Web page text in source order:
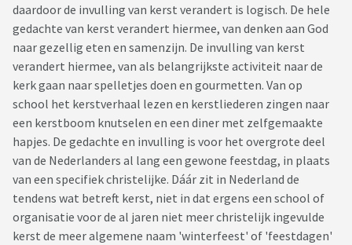
daardoor de invulling van kerst verandert is logisch. De hele
gedachte van kerst verandert hiermee, van denken aan God
naar gezellig eten en samenzijn. De invulling van kerst
verandert hiermee, van als belangrijkste activiteit naar de
kerk gaan naar spelletjes doen en gourmetten. Van op
school het kerstverhaal lezen en kerstliederen zingen naar
een kerstboom knutselen en een diner met zelfgemaakte
hapjes. De gedachte en invulling is voor het overgrote deel
van de Nederlanders al lang een gewone feestdag, in plaats
van een specifiek christelijke. Dáár zit in Nederland de
tendens wat betreft kerst, niet in dat ergens een school of
organisatie voor de al jaren niet meer christelijk ingevulde
kerst de meer algemene naam 'winterfeest' of 'feestdagen'